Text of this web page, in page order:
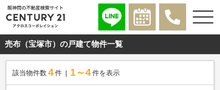
売布（宝塚市）の戸建て物件一覧
該当物件数 4件 1～4 件を表示